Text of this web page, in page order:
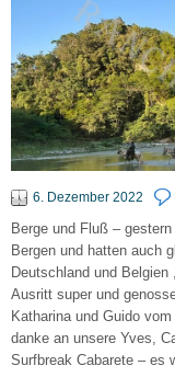
6. Dezember 2022
Berge und Fluß –
Bergen und hatten auch
Deutschland und
Ausritt super und
Katharina und Guido
danke an unsere Yves,
Surfbreak Cabarete – es